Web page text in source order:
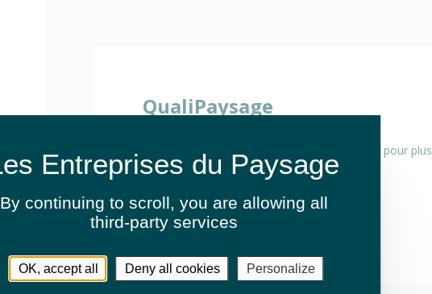
QualiPaysage
Qualifié QualiPaysage, rendez-vous sur le site pour plus
d'informations
By continuing to scroll, you are allowing all
third-party services
OK, accept all Deny all cookies Personalize